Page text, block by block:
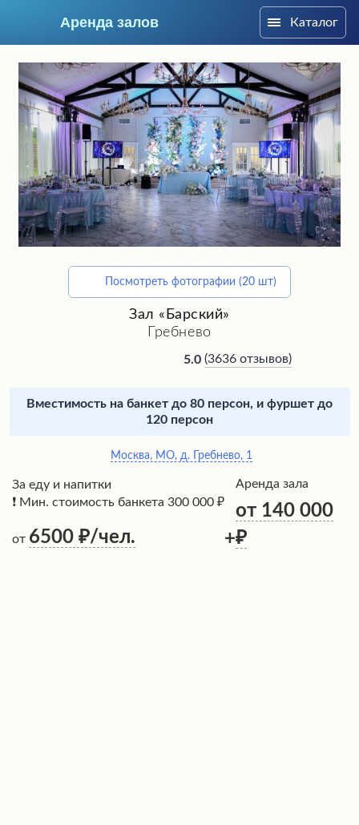
Аренда залов
Подберите мне зал
Каталог
Посмотреть фотографии (20 шт)
Зал «Барский»
Гребнево
5.0 (3636 отзывов)
Вместимость на банкет до 80 персон, и фуршет до
120 персон
Москва, МО, д. Гребнево, 1
За еду и напитки
❗ Мин. стоимость банкета 300 000 ₽
от 6500 /чел. +
Аренда зала
от 140 000